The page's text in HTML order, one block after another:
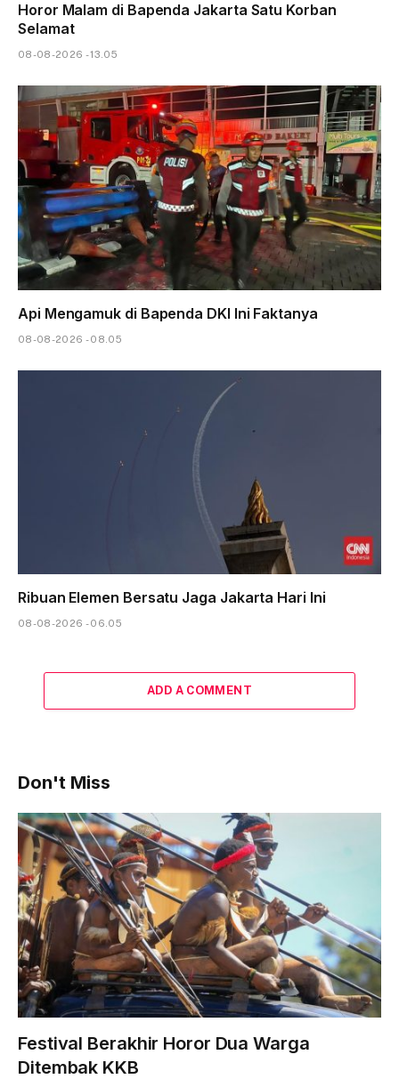
Horor Malam di Bapenda Jakarta Satu Korban
Selamat
08-08-2026 - 13.05
Api Mengamuk di Bapenda DKI Ini Faktanya
08-08-2026 - 08.05
Ribuan Elemen Bersatu Jaga Jakarta Hari Ini
08-08-2026 - 06.05
ADD A COMMENT
Don't Miss
Festival Berakhir Horor Dua Warga
Ditembak KKB